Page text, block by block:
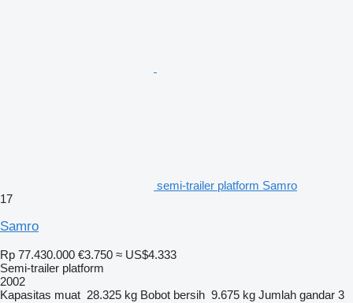
semi-trailer platform Samro
17
Samro
Rp 77.430.000 €3.750 ≈ US$4.333
Semi-trailer platform
2002
Kapasitas muat 28.325 kg Bobot bersih 9.675 kg Jumlah gandar 3